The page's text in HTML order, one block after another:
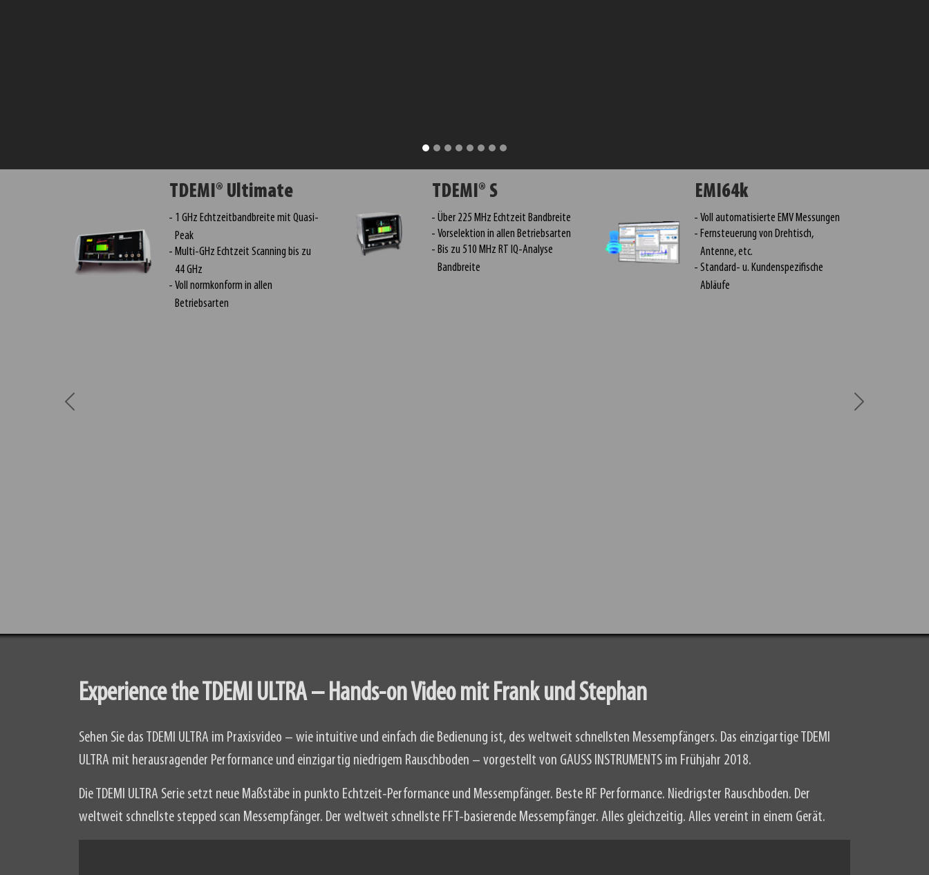
TDEMI® Ultimate
1 GHz Echtzeitbandbreite mit Quasi-
Peak
Multi-GHz Echtzeit Scanning bis zu
44 GHz
Voll normkonform in allen
Betriebsarten
TDEMI® S
Über 225 MHz Echtzeit Bandbreite
Vorselektion in allen Betriebsarten
Bis zu 510 MHz RT IQ-Analyse
Bandbreite
EMI64k
Voll automatisierte EMV Messungen
Fernsteuerung von Drehtisch,
Antenne, etc.
Standard- u. Kundenspezifische
Abläufe
Experience the TDEMI ULTRA – Hands-on Video mit Frank und Stephan
Sehen Sie das TDEMI ULTRA im Praxisvideo – wie intuitive und einfach die Bedienung ist, des weltweit schnellsten Messempfängers. Das einzigartige TDEMI
ULTRA mit herausragender Performance und einzigartig niedrigem Rauschboden – vorgestellt von GAUSS INSTRUMENTS im Frühjahr 2018.
Die TDEMI ULTRA Serie setzt neue Maßstäbe in punkto Echtzeit-Performance und Messempfänger. Beste RF Performance. Niedrigster Rauschboden. Der
weltweit schnellste stepped scan Messempfänger. Der weltweit schnellste FFT-basierende Messempfänger. Alles gleichzeitig. Alles vereint in einem Gerät.